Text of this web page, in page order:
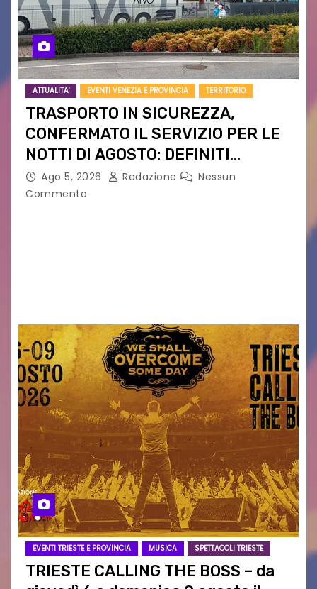
ATTUALITA' EVENTI VENEZIA E PROVINCIA TERRITORIO
TRASPORTO IN SICUREZZA,
CONFERMATO IL SERVIZIO PER LE
NOTTI DI AGOSTO: DEFINITI
PERCORSI, FERMATE E ORARIO
Ago 5, 2026 Redazione
Nessun
Commento
EVENTI TRIESTE E PROVINCIA MUSICA SPETTACOLI TRIESTE
TRIESTE CALLING THE BOSS – da